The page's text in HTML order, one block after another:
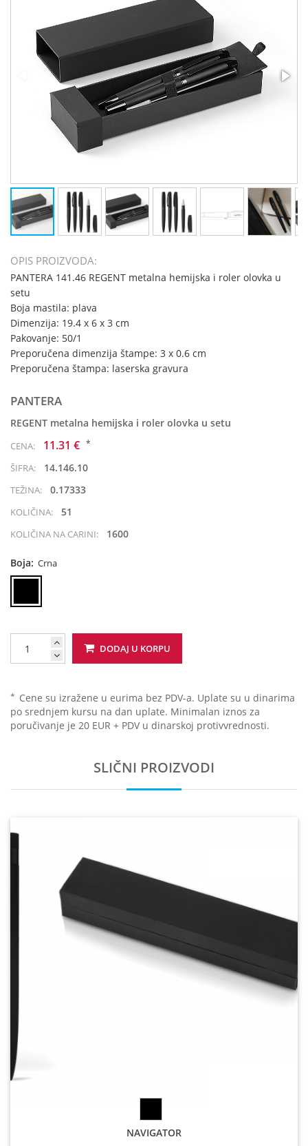
OPIS PROIZVODA:
PANTERA 141.46 REGENT metalna hemijska i roler olovka u
setu
Boja mastila: plava
Dimenzija: 19.4 x 6 x 3 cm
Pakovanje: 50/1
Preporučena dimenzija štampe: 3 x 0.6 cm
Preporučena štampa: laserska gravura
PANTERA
REGENT metalna hemijska i roler olovka u setu
CENA: 11.31 € *
ŠIFRA: 14.146.10
TEŽINA: 0.17333
KOLIČINA: 51
KOLIČINA NA CARINI: 1600
Boja: Crna
DODAJ U KORPU
* Cene su izražene u eurima bez PDV-a. Uplate su u dinarima
po srednjem kursu na dan uplate. Minimalan iznos za
poručivanje je 20 EUR + PDV u dinarskoj protivvrednosti.
SLIČNI PROIZVODI
NAVIGATOR